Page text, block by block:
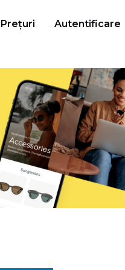
Prețuri Autentificare